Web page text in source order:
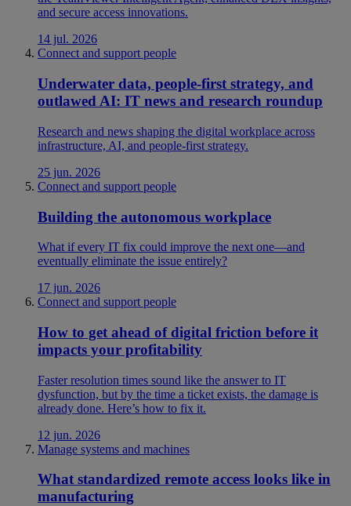
and secure access innovations.
14 jul. 2026
Connect and support people
Underwater data, people-first strategy, and
outlawed AI: IT news and research roundup
Research and news shaping the digital workplace across
infrastructure, AI, and people-first strategy.
25 jun. 2026
Connect and support people
Building the autonomous workplace
What if every IT fix could improve the next one—and
eventually eliminate the issue entirely?
17 jun. 2026
Connect and support people
How to get ahead of digital friction before it
impacts your profitability
Faster resolution times sound like the answer to IT
dysfunction, but by the time a ticket exists, the damage is
already done. Here’s how to fix it.
12 jun. 2026
Manage systems and machines
What standardized remote access looks like in
manufacturing